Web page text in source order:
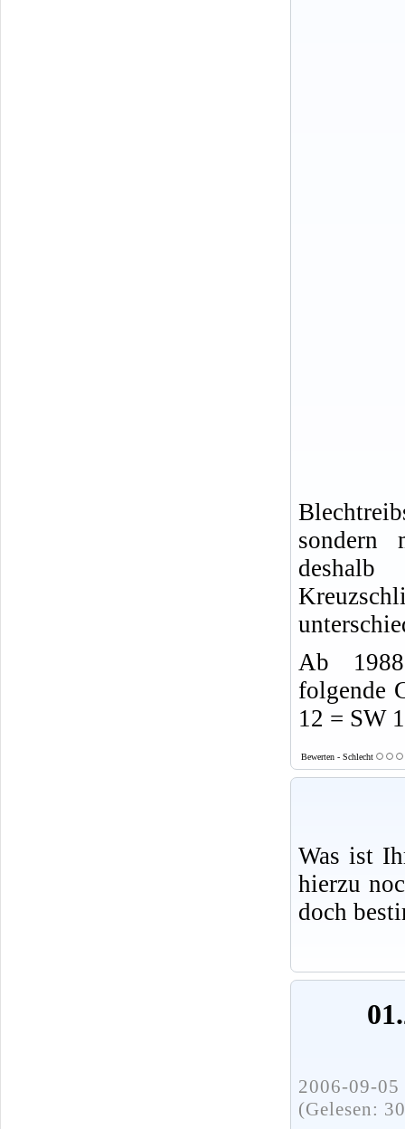
sondern
Ab
folgende
12 = SW
Bewerten - Schlecht
Was ist
hierzu
doch
2006-09-
(Gelesen: